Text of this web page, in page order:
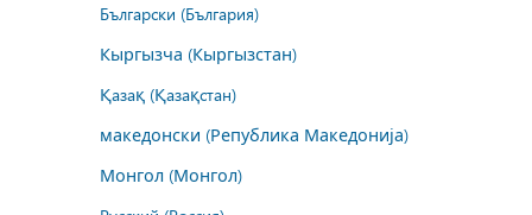
Български (България)
Кыргызча (Кыргызстан)
Қазақ (Қазақстан)
македонски (Република Македонија)
Монгол (Монгол)